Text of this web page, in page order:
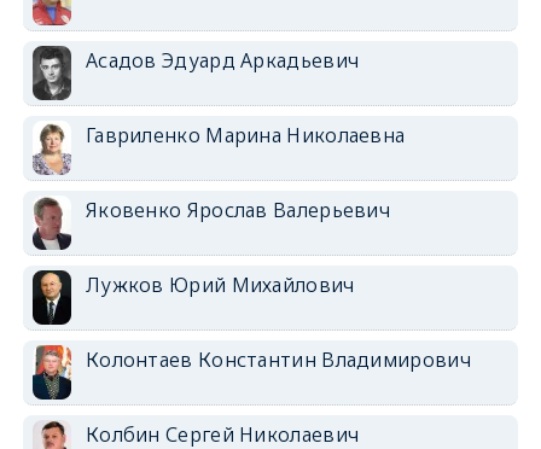
Асадов Эдуард Аркадьевич
Гавриленко Марина Николаевна
Яковенко Ярослав Валерьевич
Лужков Юрий Михайлович
Колонтаев Константин Владимирович
Колбин Сергей Николаевич